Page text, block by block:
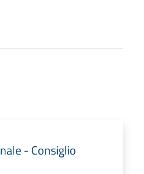
- Consiglio